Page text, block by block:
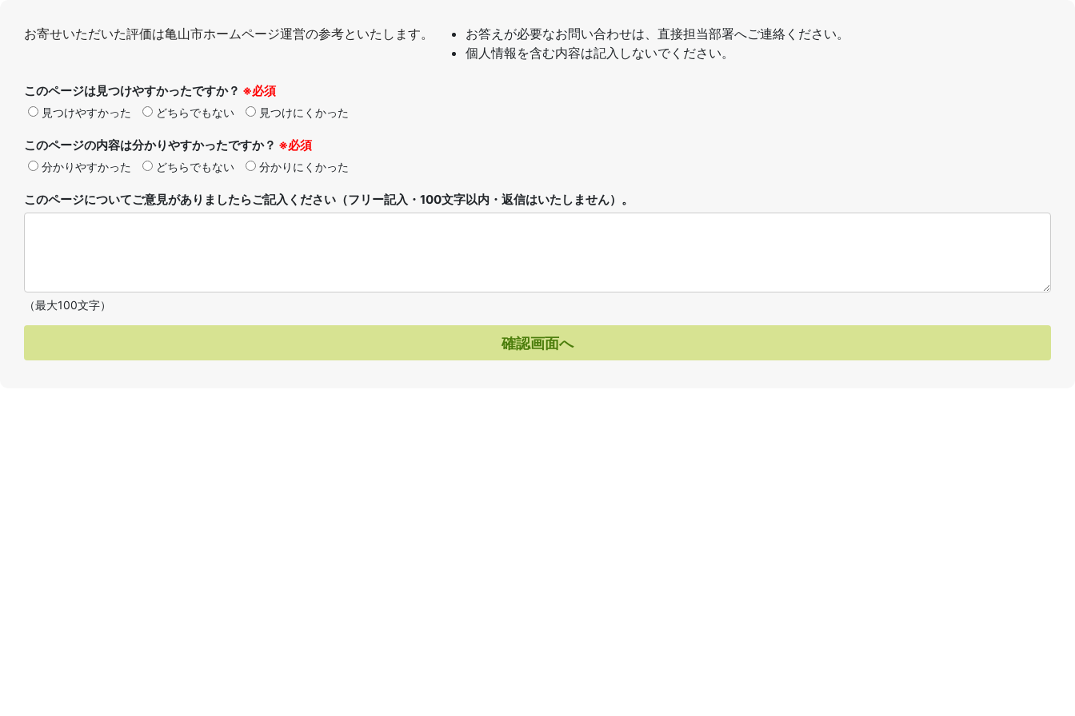
お寄せいただいた評価は亀山市ホームページ運営の参考といたします。
お答えが必要なお問い合わせは、直接担当部署へご連絡ください。
個人情報を含む内容は記入しないでください。
このページは見つけやすかったですか？ ※必須
見つけやすかった どちらでもない 見つけにくかった
このページの内容は分かりやすかったですか？ ※必須
分かりやすかった どちらでもない 分かりにくかった
このページについてご意見がありましたらご記入ください（フリー記入・100文字以内・返信はいたしません）。
（最大100文字）